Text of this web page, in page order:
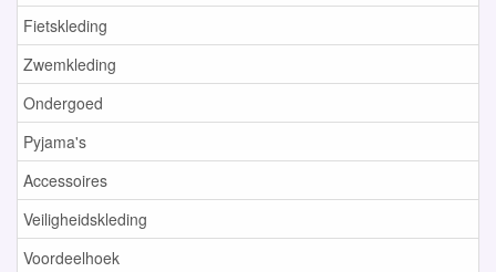
Fietskleding
Zwemkleding
Ondergoed
Pyjama's
Accessoires
Veiligheidskleding
Voordeelhoek